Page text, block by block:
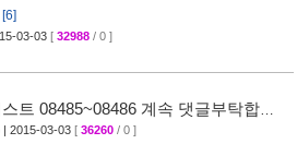
[6]
03-03 [ 32988 / 0 ]
트 08485~08486 계속 댓글부탁합니
| 2015-03-03 [ 36260 / 0 ]